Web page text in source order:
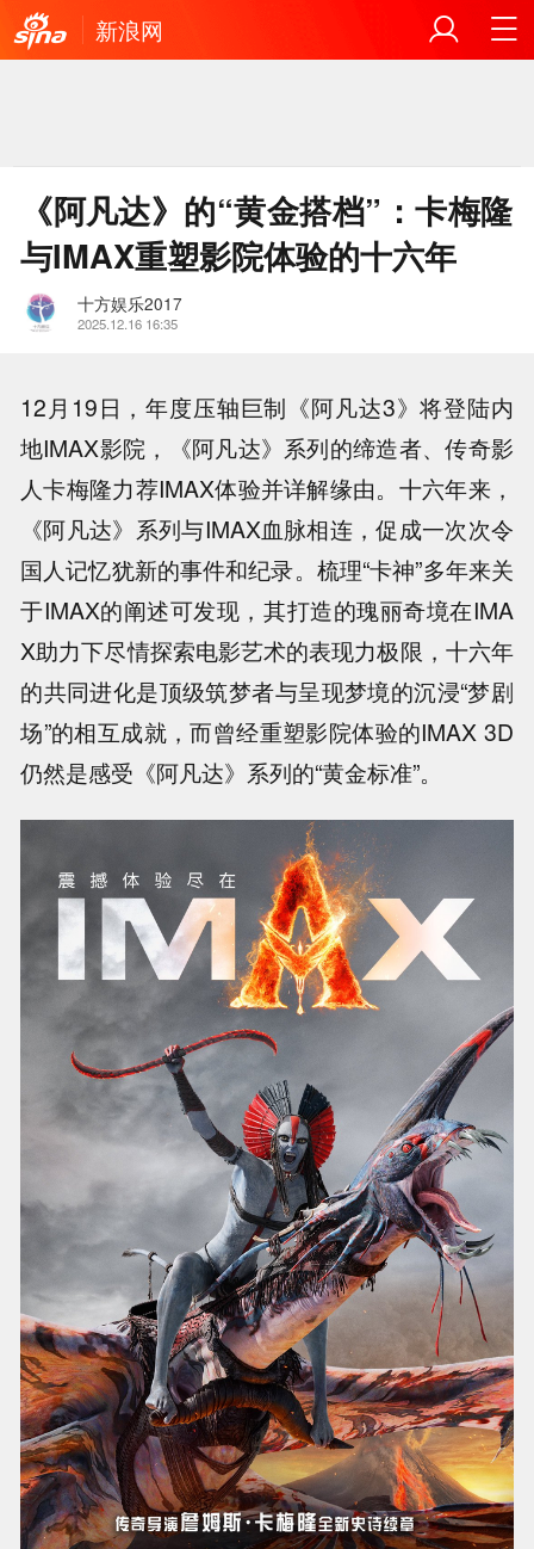
新浪网
《阿凡达》的“黄金搭档”：卡梅隆
与IMAX重塑影院体验的十六年
十方娱乐2017
2025.12.16 16:35
12月19日，年度压轴巨制《阿凡达3》将登陆内
地IMAX影院，《阿凡达》系列的缔造者、传奇影
人卡梅隆力荐IMAX体验并详解缘由。十六年来，
《阿凡达》系列与IMAX血脉相连，促成一次次令
国人记忆犹新的事件和纪录。梳理“卡神”多年来关
于IMAX的阐述可发现，其打造的瑰丽奇境在IMA
X助力下尽情探索电影艺术的表现力极限，十六年
的共同进化是顶级筑梦者与呈现梦境的沉浸“梦剧
场”的相互成就，而曾经重塑影院体验的IMAX 3D
仍然是感受《阿凡达》系列的“黄金标准”。